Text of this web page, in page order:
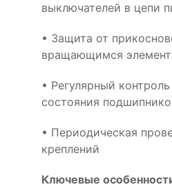
выключателей в цепи
• Защита от
вращающимся
• Регулярный
состояния
• Периодическая
креплений
Ключевые